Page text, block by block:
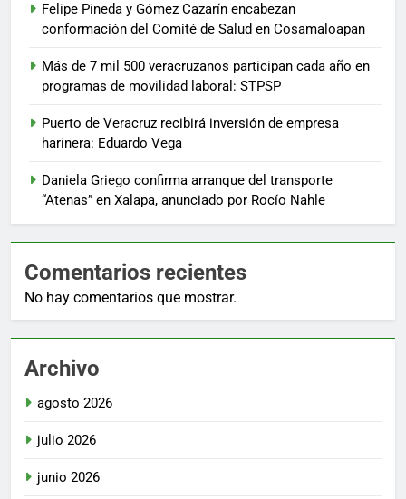
Felipe Pineda y Gómez Cazarín encabezan
conformación del Comité de Salud en Cosamaloapan
Más de 7 mil 500 veracruzanos participan cada año en
programas de movilidad laboral: STPSP
Puerto de Veracruz recibirá inversión de empresa
harinera: Eduardo Vega
Daniela Griego confirma arranque del transporte
“Atenas” en Xalapa, anunciado por Rocío Nahle
Comentarios recientes
No hay comentarios que mostrar.
Archivo
agosto 2026
julio 2026
junio 2026